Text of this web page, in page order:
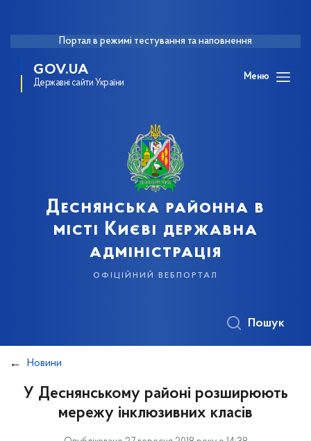
Портал в режимі тестування та наповнення
GOV.UA
Державні сайти України
Меню
Деснянська районна в
місті Києві державна
адміністрація
офіційний вебпортал
Пошук
Новини
У Деснянському районі розширюють
мережу інклюзивних класів